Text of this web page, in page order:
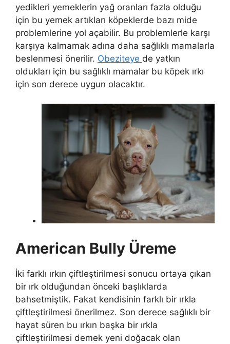
yedikleri yemeklerin yağ oranları fazla olduğu
için bu yemek artıkları köpeklerde bazı mide
problemlerine yol açabilir. Bu problemlerle karşı
karşıya kalmamak adına daha sağlıklı mamalarla
beslenmesi önerilir. Obeziteye de yatkın
oldukları için bu sağlıklı mamalar bu köpek ırkı
için son derece uygun olacaktır.
American Bully Üreme
İki farklı ırkın çiftleştirilmesi sonucu ortaya çıkan
bir ırk olduğundan önceki başlıklarda
bahsetmiştik. Fakat kendisinin farklı bir ırkla
çiftleştirilmesi önerilmez. Son derece sağlıklı bir
hayat süren bu ırkın başka bir ırkla
çiftleştirilmesi demek yeni doğacak olan